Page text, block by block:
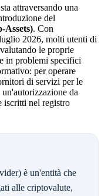
attraversando una
del
. Con
2026, molti utenti di
le proprie
in problemi specifici
per operare
di servizi per le
da
iscritti nel registro
è un'entità che
alle criptovalute,